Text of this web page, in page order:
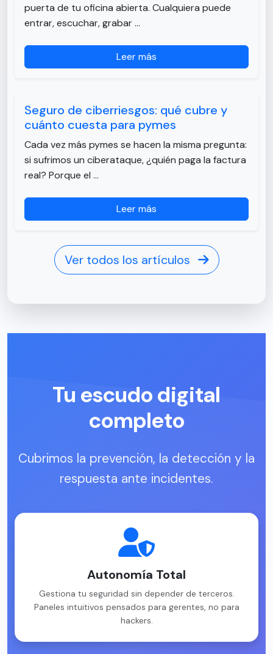
puerta de tu oficina abierta. Cualquiera puede
entrar, escuchar, grabar …
Leer más
Seguro de ciberriesgos: qué cubre y
cuánto cuesta para pymes
Cada vez más pymes se hacen la misma pregunta:
si sufrimos un ciberataque, ¿quién paga la factura
real? Porque el …
Leer más
Ver todos los artículos
Tu escudo digital
completo
Cubrimos la prevención, la detección y la
respuesta ante incidentes.
Autonomía Total
Gestiona tu seguridad sin depender de terceros.
Paneles intuitivos pensados para gerentes, no para
hackers.